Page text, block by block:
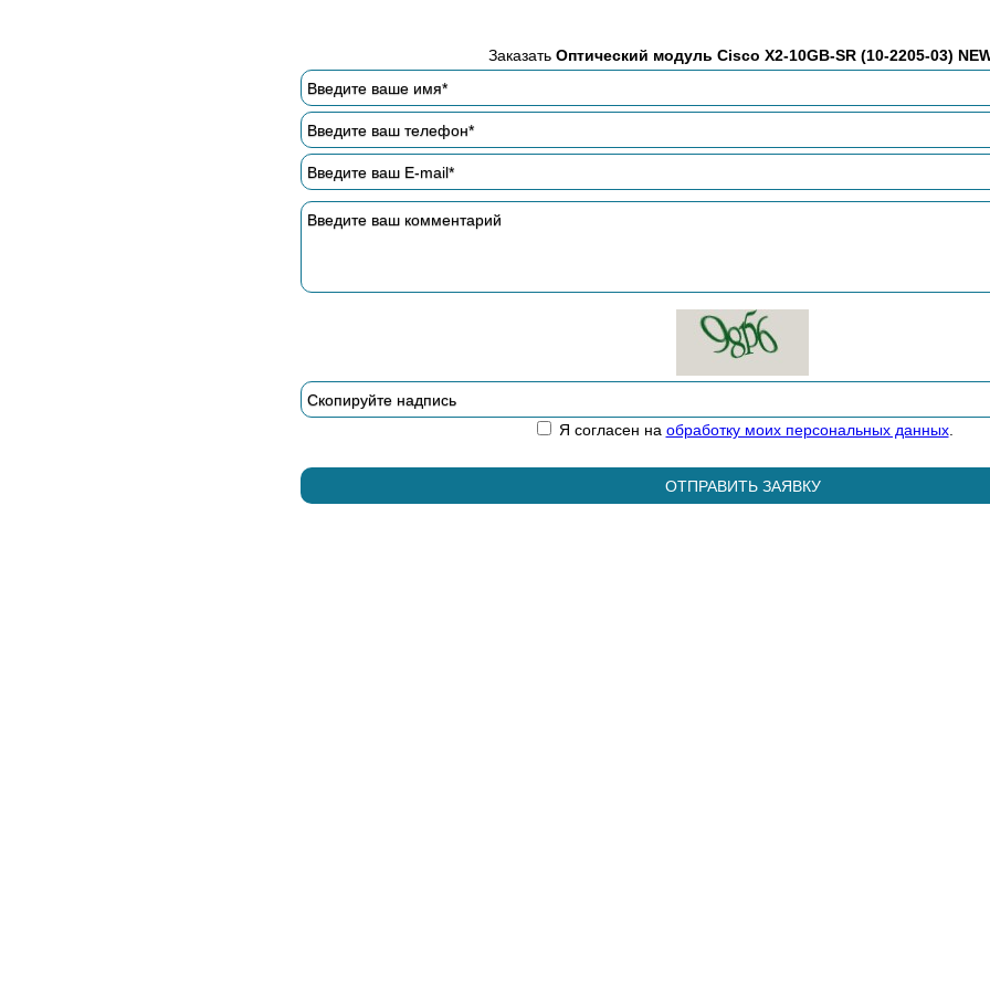
Заказать Оптический модуль Cisco X2-10GB-SR (10-2205-03)
Я согласен на обработку моих персональных данных.